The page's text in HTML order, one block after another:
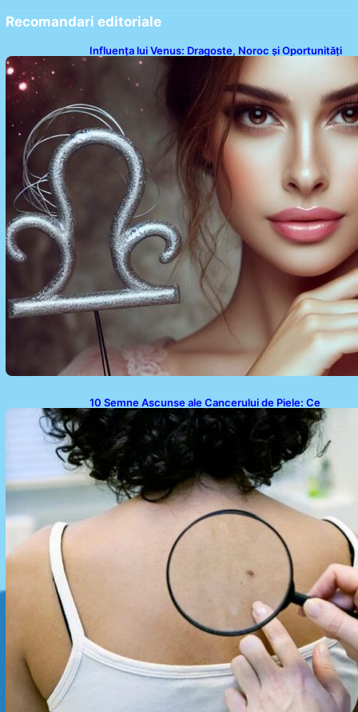
Recomandari editoriale
Influența lui Venus: Dragoste, Noroc și Oportunități
pentru Tauri și Balanțe în Weekendul 8-9 August
10 Semne Ascunse ale Cancerului de Piele: Ce
Trebuie să Știm pentru a Ne Proteja